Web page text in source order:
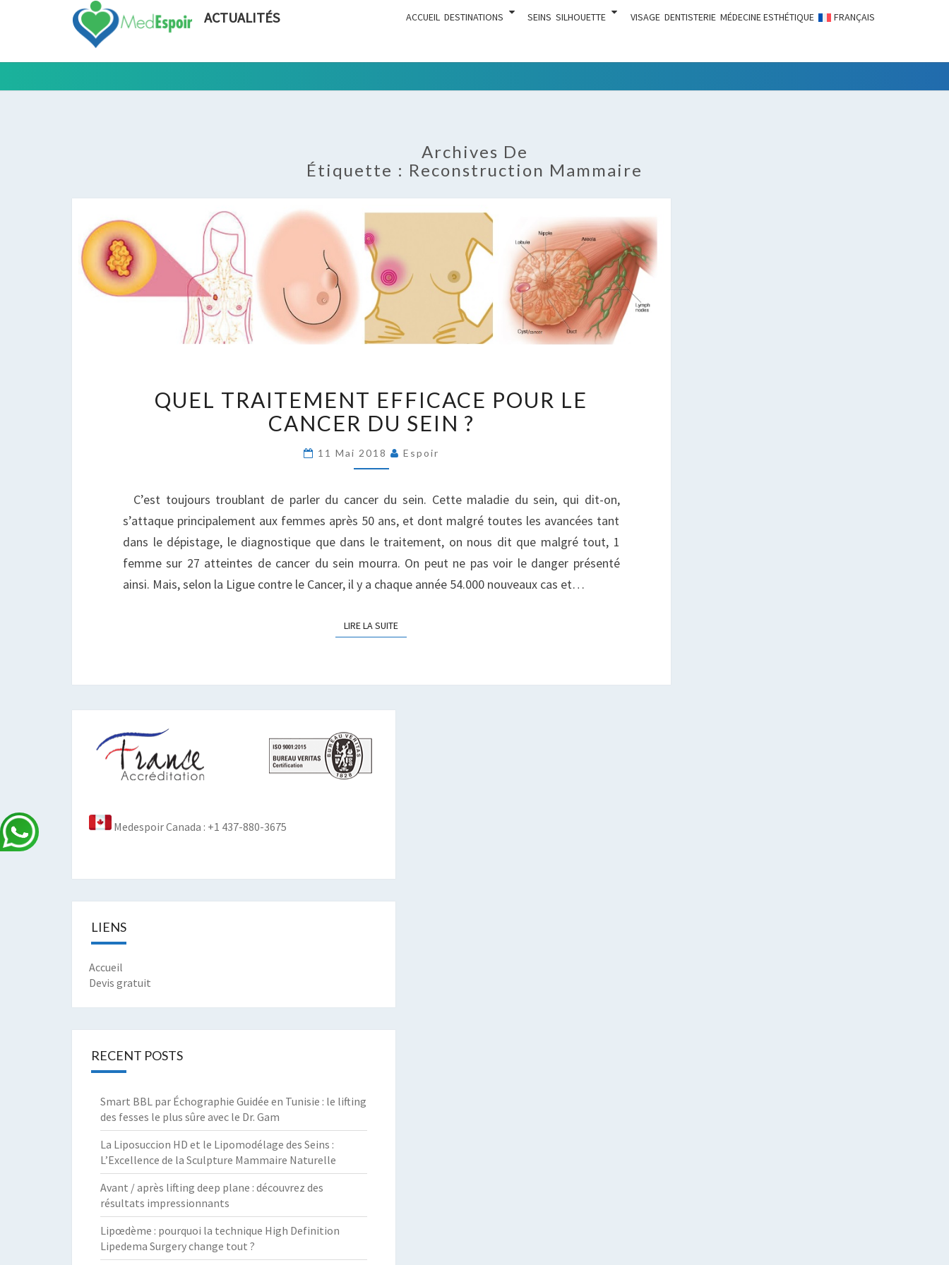
ACTUALITÉS ACCUEIL DESTINATIONS SEINS SILHOUETTE VISAGE DENTISTERIE MÉDECINE ESTHÉTIQUE FRANÇAIS
Tout Ce
Chirurgie
Esthétique
Archives De
Étiquette : Reconstruction Mammaire
TRAITEMENT
EFFICACE
POUR
LE
CANCER
SEIN
?
QUEL TRAITEMENT EFFICACE POUR LE
CANCER DU SEIN ?
11 Mai 2018 Espoir
C’est toujours troublant de parler du cancer du sein. Cette maladie du sein, qui dit-on,
s’attaque principalement aux femmes après 50 ans, et dont malgré toutes les avancées tant
dans le dépistage, le diagnostique que dans le traitement, on nous dit que malgré tout, 1
femme sur 27 atteintes de cancer du sein mourra. On peut ne pas voir le danger présenté
ainsi. Mais, selon la Ligue contre le Cancer, il y a chaque année 54.000 nouveaux cas et…
LIRE LA SUITELIRE LA SUITE
Medespoir Canada : +1 437-880-3675
LIENS
Accueil
Devis gratuit
RECENT POSTS
Smart BBL par Échographie Guidée en Tunisie : le lifting
des fesses le plus sûre avec le Dr. Gam
La Liposuccion HD et le Lipomodélage des Seins :
L’Excellence de la Sculpture Mammaire Naturelle
Avant / après lifting deep plane : découvrez des
résultats impressionnants
Lipœdème : pourquoi la technique High Definition
Lipedema Surgery change tout ?